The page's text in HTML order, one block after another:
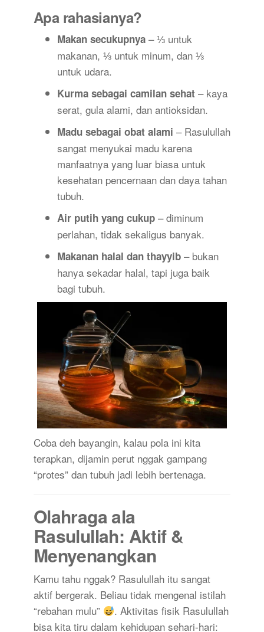
Apa rahasianya?
Makan secukupnya– ⅓ untuk
makanan, ⅓ untuk minum, dan ⅓
untuk udara.
Kurma sebagai camilan sehat – kaya
serat, gula alami, dan antioksidan.
Madu sebagai obat alami – Rasulullah
sangat menyukai madu karena
manfaatnya yang luar biasa untuk
kesehatan pencernaan dan daya tahan
tubuh.
Air putih yang cukup– diminum
perlahan, tidak sekaligus banyak.
Makanan halal dan thayyib– bukan
hanya sekadar halal, tapi juga baik
bagi tubuh.
Coba deh bayangin, kalau pola ini kita
terapkan, dijamin perut nggak gampang
“protes” dan tubuh jadi lebih bertenaga.
Olahraga ala
Rasulullah: Aktif &
Menyenangkan
Kamu tahu nggak? Rasulullah itu sangat
aktif bergerak. Beliau tidak mengenal istilah
“rebahan mulu”
. Aktivitas fisik Rasulullah
bisa kita tiru dalam kehidupan sehari-hari: